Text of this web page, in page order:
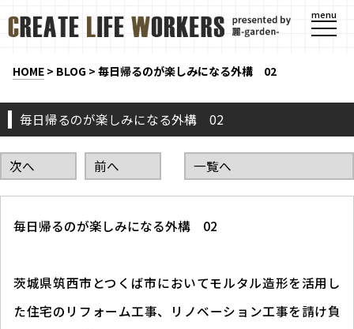
menu
HOME > BLOG > 毎日帰るのが楽しみになる外構 02
毎日帰るのが楽しみになる外構 02
次へ 前へ 一覧へ
毎日帰るのが楽しみになる外構 02
茨城県筑西市とつくば市においてモルタル造形を活用し
た住宅のリフォーム工事、リノベーション工事を請け負